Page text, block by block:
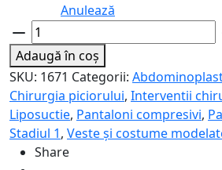
Anulează
Cantitate
Colanti
de
compresie
sub
genunchi
-
Lipoelastic
Adaugă în coș
SKU: 1671 Categorii:
Chirurgia piciorului, Interventii
Liposuctie, Pantaloni compresivi,
Stadiul 1, Veste și costume
Share